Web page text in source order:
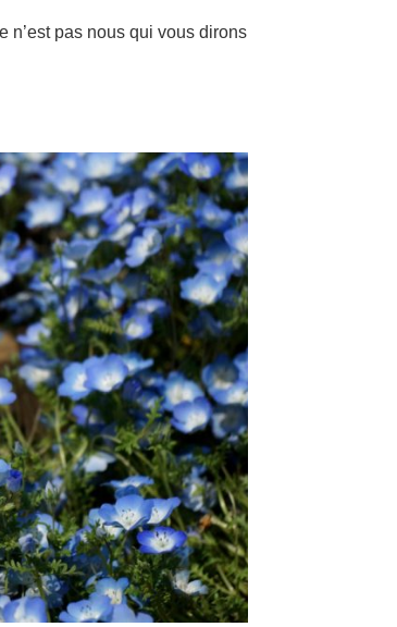
n’est pas nous qui vous dirons